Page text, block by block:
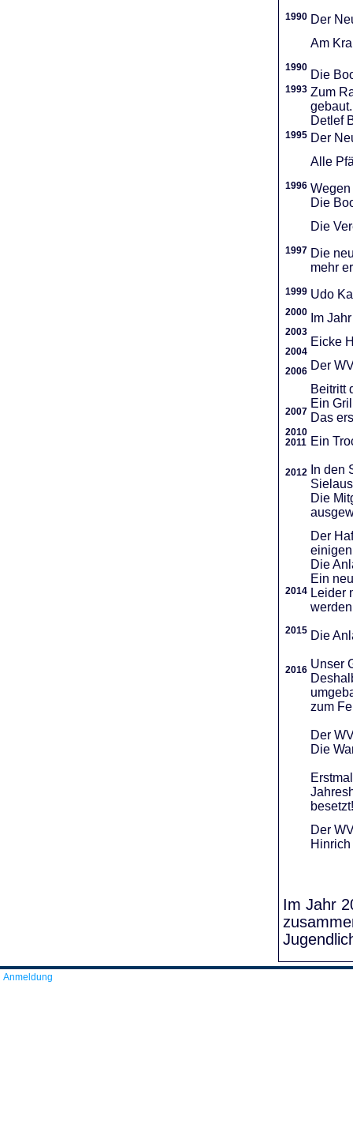
1990 Der
Am
1990
Die
1993 Zum
gebaut.
Detlef
1995 Der
Alle
1996
Die
Die
1997 Die
mehr
1999
2000
2003
2004
2006
2007
2010
2011
2012
2014
2015
2016
Udo
Im
Eicke
Der
Beitritt
Ein
Das
Ein
In den
Die
Der
Die
Ein
Leider
Die
Unser
zum
Der
Die
besetzt!
Der
Im Jahr
Anmeldung